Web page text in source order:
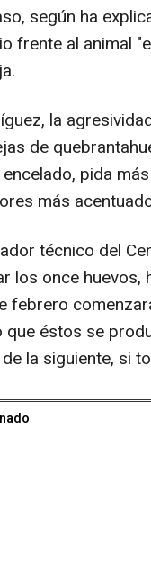
según ha
frente al animal
la
de
pida
más
técnico del
los once huevos,
febrero
que éstos se
la siguiente, si